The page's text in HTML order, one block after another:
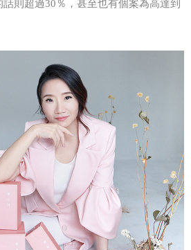
則超過30％，甚至也有個案為高達到